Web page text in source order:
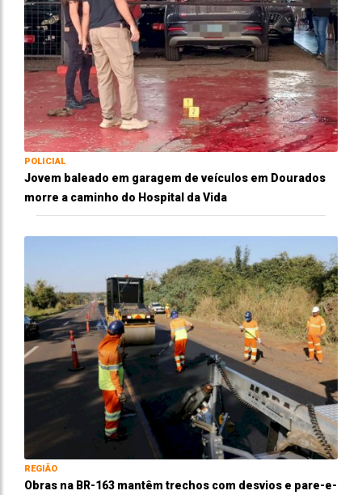
POLICIAL
Jovem baleado em garagem de veículos em Dourados
morre a caminho do Hospital da Vida
REGIÃO
Obras na BR-163 mantêm trechos com desvios e pare-e-